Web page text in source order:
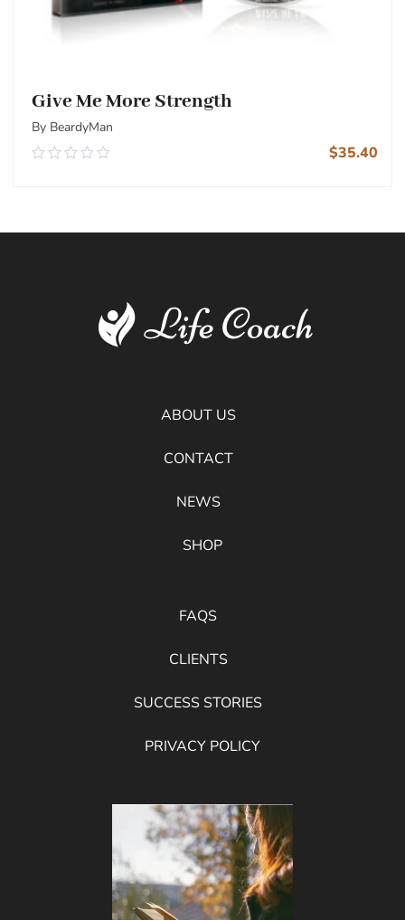
Give Me More Strength
By BeardyMan
0.00
$35.40
Add To Cart
ABOUT US
CONTACT
NEWS
SHOP
FAQS
CLIENTS
SUCCESS STORIES
PRIVACY POLICY